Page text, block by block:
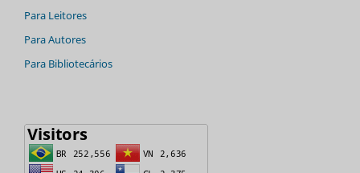
Para Leitores
Para Autores
Para Bibliotecários